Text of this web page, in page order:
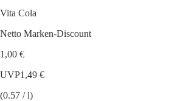
Vita Cola
Netto Marken-Discount
1,00 €
UVP1,49 €
(0.57 / l)